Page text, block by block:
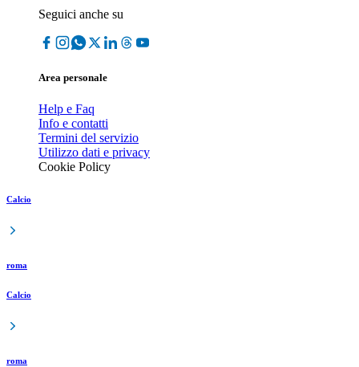
Seguici anche su
Area personale
Help e Faq
Info e contatti
Termini del servizio
Utilizzo dati e privacy
Cookie Policy
Calcio
roma
Calcio
roma